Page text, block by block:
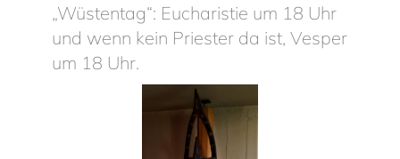
„Wüstentag“: Eucharistie um 18 Uhr
und wenn kein Priester da ist, Vesper
um 18 Uhr.